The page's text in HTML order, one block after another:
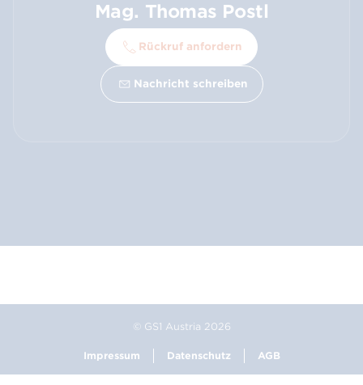
Mag. Thomas Postl
Rückruf anfordern
Nachricht schreiben
© GS1 Austria 2026
Footer
Impressum Datenschutz AGB